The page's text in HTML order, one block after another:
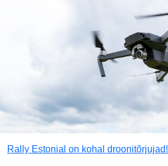
Rally Estonial on kohal droonitõrjujad!